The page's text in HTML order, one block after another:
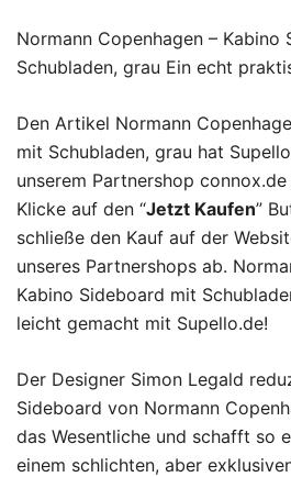
Normann Copenhagen – Kabino
Schubladen, grau Ein echt
Den Artikel Normann
mit Schubladen, grau hat
unserem Partnershop
Klicke auf den “Jetzt Kaufen”
schließe den Kauf auf der
unseres Partnershops ab.
Kabino Sideboard mit
leicht gemacht mit Supello.de!
Der Designer Simon Legald
Sideboard von Normann
das Wesentliche und schafft so
einem schlichten, aber